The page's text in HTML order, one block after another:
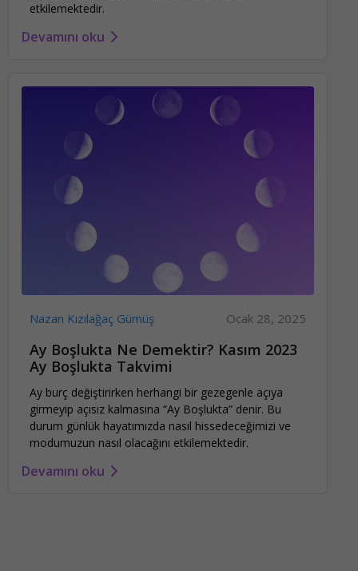
etkilemektedir.
Devamını oku
Nazan Kızılağaç Gümüş Ocak 28, 2025
Ay Boşlukta Ne Demektir? Kasım 2023
Ay Boşlukta Takvimi
Ay burç değiştirirken herhangi bir gezegenle açıya
girmeyip açısız kalmasına “Ay Boşlukta” denir. Bu
durum günlük hayatımızda nasıl hissedeceğimizi ve
modumuzun nasıl olacağını etkilemektedir.
Devamını oku